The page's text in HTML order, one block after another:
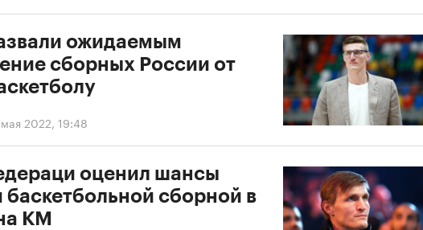
2022, 19:48
ожидаемым
сборных России от
оценил шансы
баскетбольной сборной в
КМ